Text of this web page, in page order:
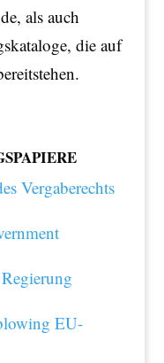
als auch
die auf
Vergaberechts
EU-